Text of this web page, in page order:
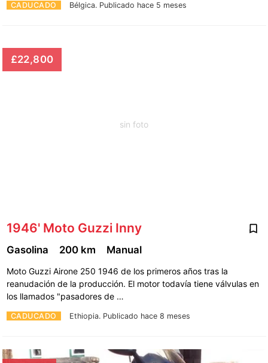
CADUCADO Bélgica. Publicado hace 5 meses
sin foto
£22,800
1946' Moto Guzzi Inny
CADUCADO Ethiopia. Publicado hace 8 meses
Gasolina 200 km Manual
Moto Guzzi Airone 250 1946 de los primeros años tras la
reanudación de la producción. El motor todavía tiene válvulas en
los llamados "pasadores de …